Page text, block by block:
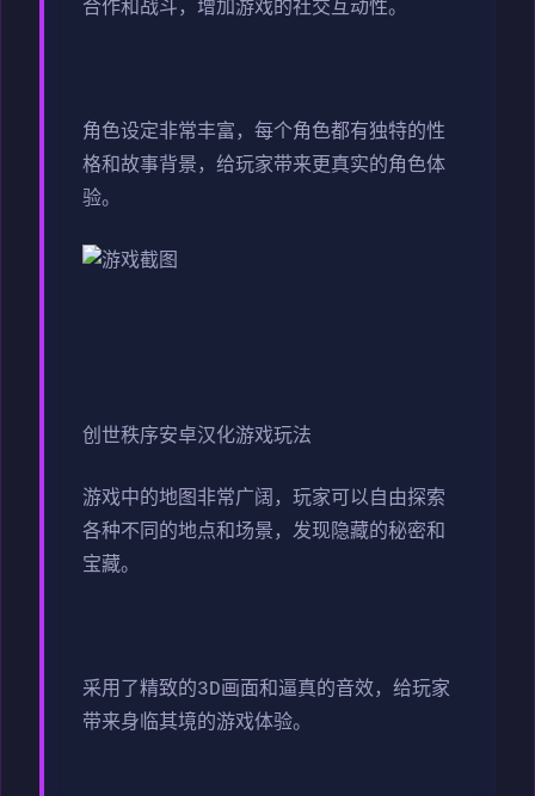
合作和战斗，增加游戏的社交互动性。
角色设定非常丰富，每个角色都有独特的性
格和故事背景，给玩家带来更真实的角色体
验。
创世秩序安卓汉化游戏玩法
游戏中的地图非常广阔，玩家可以自由探索
各种不同的地点和场景，发现隐藏的秘密和
宝藏。
采用了精致的3D画面和逼真的音效，给玩家
带来身临其境的游戏体验。